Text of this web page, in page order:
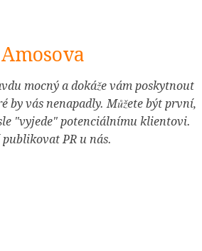
Amosova
mocný a dokáže vám poskytnout
by vás nenapadly. Můžete být první,
"vyjede" potenciálnímu klientovi.
publikovat PR u nás.